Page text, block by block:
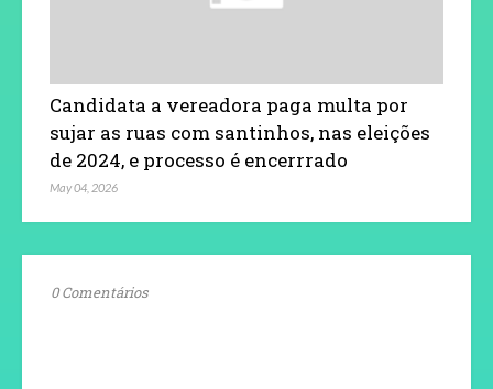
Candidata a vereadora paga multa por
sujar as ruas com santinhos, nas eleições
de 2024, e processo é encerrrado
May 04, 2026
0 Comentários